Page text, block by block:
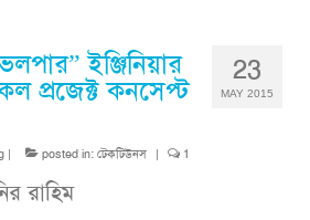
23
MAY 2015
ইঞ্জিনিয়ার
প্রজেক্ট কনসেপ্ট
| posted in: টেকটিউনস | 1
রাহিম